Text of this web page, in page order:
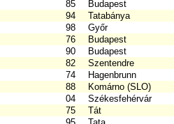
85
Budapest
94
Tatabánya
98
Győr
76
Budapest
90
Budapest
82
Szentendre
74
Hagenbrunn
88
Komárno (SLO)
04
Székesfehérvár
75
Tát